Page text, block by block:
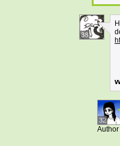
38
32
Author